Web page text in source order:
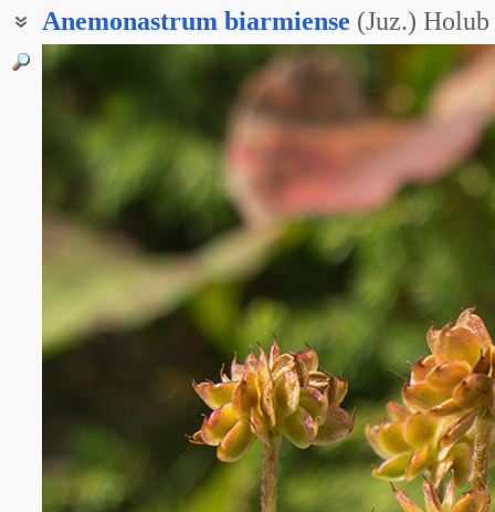
Anemonastrum biarmiense (Juz.) Holub
Анемонаструм пермский